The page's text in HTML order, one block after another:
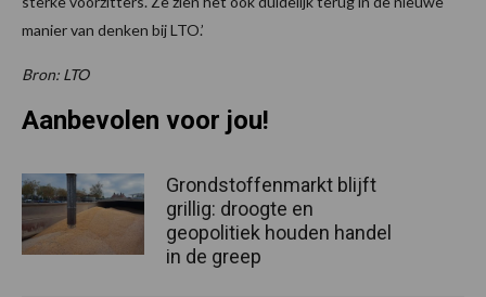
manier van denken bij LTO.’
Bron: LTO
Aanbevolen voor jou!
Grondstoffenmarkt blijft
grillig: droogte en
geopolitiek houden handel
in de greep